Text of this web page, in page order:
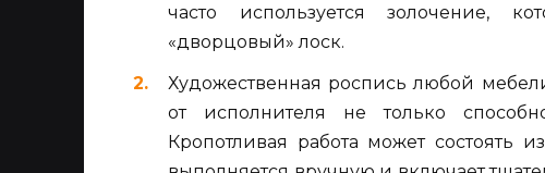
часто используется золочение,
«дворцовый» лоск.
Художественная роспись любой
от исполнителя не только
Кропотливая работа может состоять